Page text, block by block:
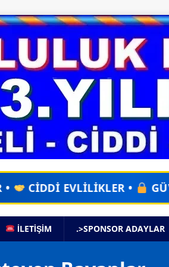
• GÜVENİLİR • ÜYELİK
İLETİŞİM .>SPONSOR ADAYLAR